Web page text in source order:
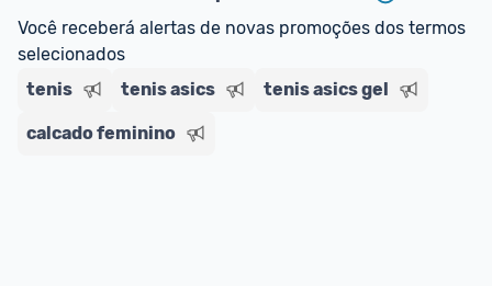
Entrega Expressa: A partir de 2 dias úteis.*
*Confira aqui
Você receberá alertas de novas promoções dos termos
selecionados
tenis
tenis asics tenis asics gel
calcado feminino